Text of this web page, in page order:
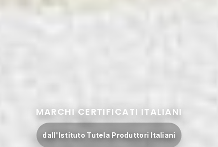
MARCHI CERTIFICATI ITALIANI
dall'Istituto Tutela Produttori Italiani